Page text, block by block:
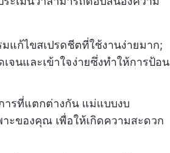
แก้ไขสเปรดชีตที่ใช้งานง่ายมาก;
จนและเข้าใจง่ายซึ่งทำให้การป้อน
ารที่แตกต่างกัน แม่แบบงบ
ะของคุณ เพื่อให้เกิดความสะดวก